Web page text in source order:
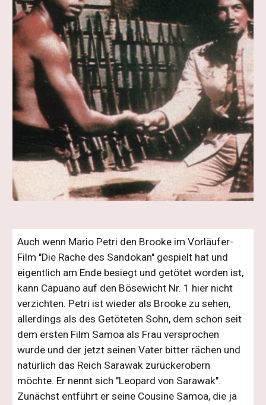
Auch wenn Mario Petri den Brooke im Vorläufer-
Film "Die Rache des Sandokan" gespielt hat und
eigentlich am Ende besiegt und getötet worden ist,
kann Capuano auf den Bösewicht Nr. 1 hier nicht
verzichten. Petri ist wieder als Brooke zu sehen,
allerdings als des Getöteten Sohn, dem schon seit
dem ersten Film Samoa als Frau versprochen
wurde und der jetzt seinen Vater bitter rächen und
natürlich das Reich Sarawak zurückerobern
möchte. Er nennt sich "Leopard von Sarawak".
Zunächst entführt er seine Cousine Samoa, die ja